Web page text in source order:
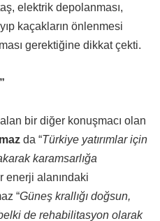
elektrik depolanması,
kaçakların önlenmesi
gerektiğine dikkat çekti.
alan bir diğer konuşmacı olan
da “Türkiye yatırımlar için
karamsarlığa
enerji alanındaki
“Güneş krallığı doğsun,
de rehabilitasyon olarak